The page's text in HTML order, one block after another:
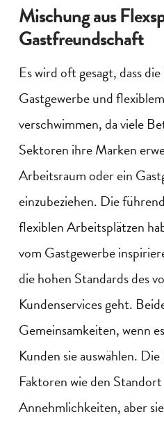
Mischung aus
Gastfreundschaft
Es wird oft gesagt, dass
Gastgewerbe und
verschwimmen, da viele
Sektoren ihre Marken
Arbeitsraum oder ein
einzubeziehen. Die
flexiblen Arbeitsplätzen
vom Gastgewerbe
die hohen Standards des
Kundenservices geht.
Gemeinsamkeiten, wenn
Kunden sie auswählen.
Faktoren wie den
Annehmlichkeiten, aber